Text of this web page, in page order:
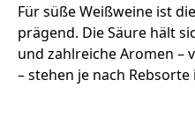
Für süße Weißweine ist
prägend. Die Säure hält
und zahlreiche Aromen –
– stehen je nach